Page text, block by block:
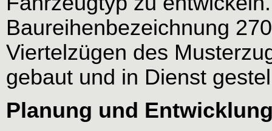
Baureihenbezeichnung
Viertelzügen des
gebaut und in Dienst
Planung und